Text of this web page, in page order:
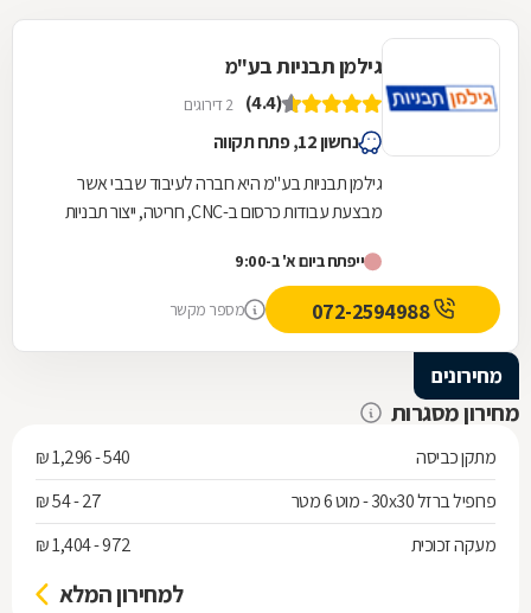
גילמן תבניות בע"מ
(4.4) 2 דירוגים
נחשון 12, פתח תקווה
גילמן תבניות בע"מ היא חברה לעיבוד שבבי אשר
מבצעת עבודות כרסום ב-CNC, חריטה, ייצור תבניות
אחזקה...
ייפתח ביום א' ב-9:00
072-2594988 מספר מקשר
מחירונים
מחירון מסגרות
מתקן כביסה
540 - 1,296 ₪
פרופיל ברזל 30x30 - מוט 6 מטר
27 - 54 ₪
מעקה זכוכית
972 - 1,404 ₪
למחירון המלא